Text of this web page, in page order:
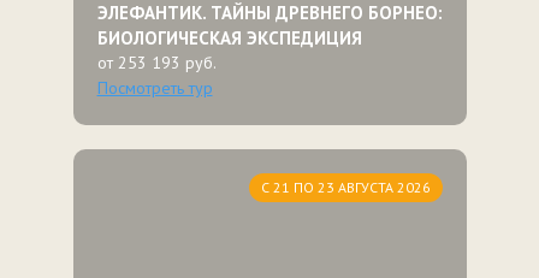
ЭЛЕФАНТИК. ТАЙНЫ ДРЕВНЕГО БОРНЕО:
БИОЛОГИЧЕСКАЯ ЭКСПЕДИЦИЯ
от 253 193 руб.
Посмотреть тур
С 21 ПО 23 АВГУСТА 2026